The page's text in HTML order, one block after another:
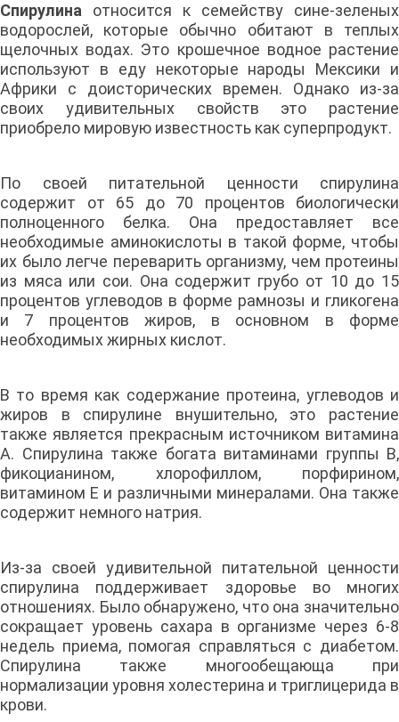
Спирулина относится к семейству сине-зеленых
водорослей, которые обычно обитают в теплых
щелочных водах. Это крошечное водное растение
используют в еду некоторые народы Мексики и
Африки с доисторических времен. Однако из-за
своих удивительных свойств это растение
приобрело мировую известность как суперпродукт.
По своей питательной ценности спирулина
содержит от 65 до 70 процентов биологически
полноценного белка. Она предоставляет все
необходимые аминокислоты в такой форме, чтобы
их было легче переварить организму, чем протеины
из мяса или сои. Она содержит грубо от 10 до 15
процентов углеводов в форме рамнозы и гликогена
и 7 процентов жиров, в основном в форме
необходимых жирных кислот.
В то время как содержание протеина, углеводов и
жиров в спирулине внушительно, это растение
также является прекрасным источником витамина
А. Спирулина также богата витаминами группы В,
фикоцианином, хлорофиллом, порфирином,
витамином Е и различными минералами. Она также
содержит немного натрия.
Из-за своей удивительной питательной ценности
спирулина поддерживает здоровье во многих
отношениях. Было обнаружено, что она значительно
сокращает уровень сахара в организме через 6-8
недель приема, помогая справляться с диабетом.
Спирулина также многообещающа при
нормализации уровня холестерина и триглицерида в
крови.